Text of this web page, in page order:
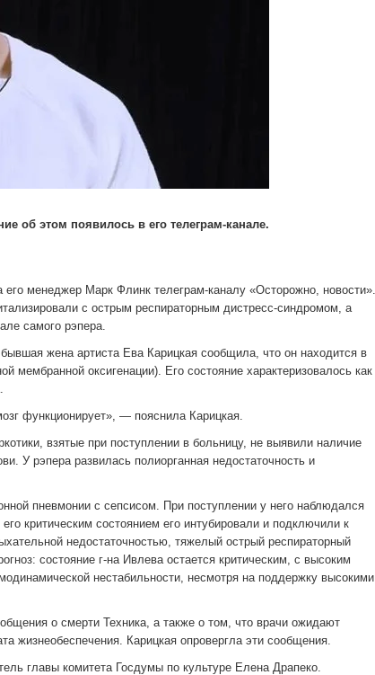
об этом появилось в его телеграм-канале.
менеджер Марк Флинк телеграм-каналу «Осторожно, новости».
с острым респираторным дистресс-синдромом, а
самого рэпера.
жена артиста Ева Карицкая сообщила, что он находится в
мембранной оксигенации). Его состояние характеризовалось как
функционирует», — пояснила Карицкая.
взятые при поступлении в больницу, не выявили наличие
У рэпера развилась полиорганная недостаточность и
пневмонии с сепсисом. При поступлении у него наблюдался
критическим состоянием его интубировали и подключили к
недостаточностью, тяжелый острый респираторный
состояние г-на Ивлева остается критическим, с высоким
нестабильности, несмотря на поддержку высокими
о смерти Техника, а также о том, что врачи ожидают
жизнеобеспечения. Карицкая опровергла эти сообщения.
главы комитета Госдумы по культуре Елена Драпеко.